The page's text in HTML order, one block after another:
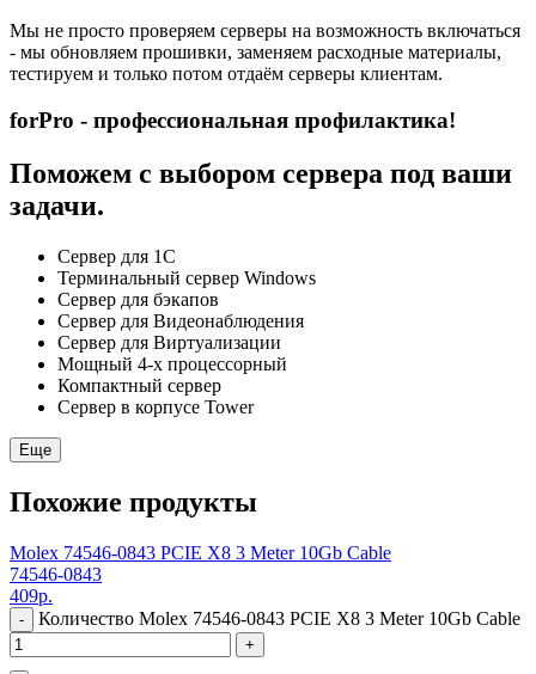
Мы не просто проверяем серверы на возможность включаться
- мы обновляем прошивки, заменяем расходные материалы,
тестируем и только потом отдаём серверы клиентам.
forPro - профессиональная профилактика!
Поможем с выбором сервера под ваши
задачи.
Сервер для 1С
Терминальный сервер Windows
Сервер для бэкапов
Сервер для Видеонаблюдения
Сервер для Виртуализации
Мощный 4-х процессорный
Компактный сервер
Сервер в корпусе Tower
Еще
Похожие продукты
Molex 74546-0843 PCIE X8 3 Meter 10Gb Cable
74546-0843
409р.
- Количество Molex 74546-0843 PCIE X8 3 Meter 10Gb Cable
+